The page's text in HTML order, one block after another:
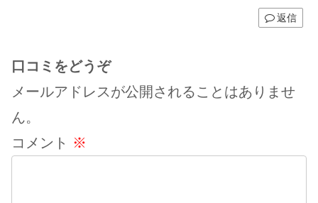
返信
口コミをどうぞ
メールアドレスが公開されることはありませ
ん。
コメント ※